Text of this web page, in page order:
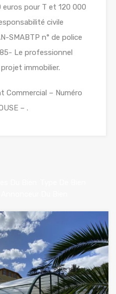
pour T et 120 000
civile
SMABTP n° de police
Le professionnel
immobilier.
Commercial – Numéro
– .